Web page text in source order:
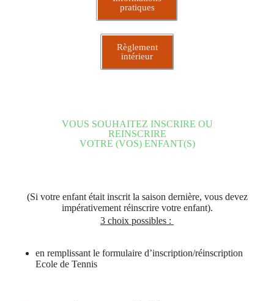
pratiques
Règlement
intérieur
VOUS SOUHAITEZ INSCRIRE OU
REINSCRIRE
VOTRE (VOS) ENFANT(S)
(Si votre enfant était inscrit la saison dernière, vous devez
impérativement réinscrire votre enfant).
3 choix possibles :
en remplissant le formulaire d’inscription/réinscription
Ecole de Tennis